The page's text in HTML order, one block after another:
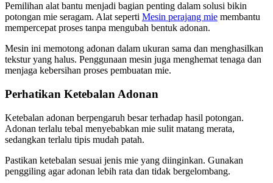
Pemilihan alat bantu menjadi bagian penting dalam solusi bikin
potongan mie seragam. Alat seperti Mesin perajang mie membantu
mempercepat proses tanpa mengubah bentuk adonan.
Mesin ini memotong adonan dalam ukuran sama dan menghasilkan
tekstur yang halus. Penggunaan mesin juga menghemat tenaga dan
menjaga kebersihan proses pembuatan mie.
Perhatikan Ketebalan Adonan
Ketebalan adonan berpengaruh besar terhadap hasil potongan.
Adonan terlalu tebal menyebabkan mie sulit matang merata,
sedangkan terlalu tipis mudah patah.
Pastikan ketebalan sesuai jenis mie yang diinginkan. Gunakan
penggiling agar adonan lebih rata dan tidak bergelombang.